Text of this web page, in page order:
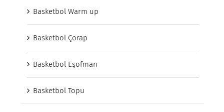
Basketbol Warm up
Basketbol Çorap
Basketbol Eşofman
Basketbol Topu